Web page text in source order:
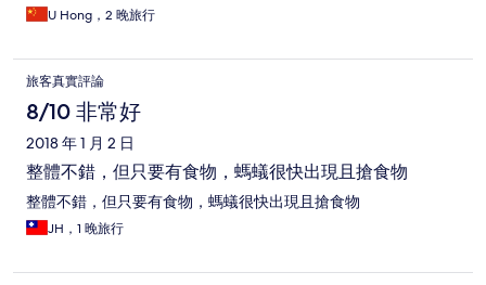
U Hong，2 晚旅行
旅客真實評論
8/10 非常好
2018 年 1 月 2 日
整體不錯，但只要有食物，螞蟻很快出現且搶食物
整體不錯，但只要有食物，螞蟻很快出現且搶食物
JH，1 晚旅行